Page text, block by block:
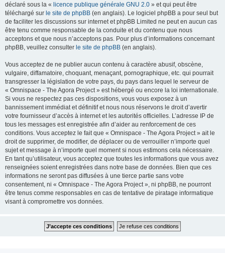
déclaré sous la « licence publique générale GNU 2.0 » et qui peut être
téléchargé sur le site de phpBB (en anglais). Le logiciel phpBB a pour seul but
de faciliter les discussions sur internet et phpBB Limited ne peut en aucun cas
être tenu comme responsable de la conduite et du contenu que nous
acceptons et que nous n’acceptons pas. Pour plus d’informations concernant
phpBB, veuillez consulter le site de phpBB (en anglais).
Vous acceptez de ne publier aucun contenu à caractère abusif, obscène,
vulgaire, diffamatoire, choquant, menaçant, pornographique, etc. qui pourrait
transgresser la législation de votre pays, du pays dans lequel le serveur de
« Omnispace - The Agora Project » est hébergé ou encore la loi internationale.
Si vous ne respectez pas ces dispositions, vous vous exposez à un
bannissement immédiat et définitif et nous nous réservons le droit d’avertir
votre fournisseur d’accès à internet et les autorités officielles. L’adresse IP de
tous les messages est enregistrée afin d’aider au renforcement de ces
conditions. Vous acceptez le fait que « Omnispace - The Agora Project » ait le
droit de supprimer, de modifier, de déplacer ou de verrouiller n’importe quel
sujet et message à n’importe quel moment si nous estimons cela nécessaire.
En tant qu’utilisateur, vous acceptez que toutes les informations que vous avez
renseignées soient enregistrées dans notre base de données. Bien que ces
informations ne seront pas diffusées à une tierce partie sans votre
consentement, ni « Omnispace - The Agora Project », ni phpBB, ne pourront
être tenus comme responsables en cas de tentative de piratage informatique
visant à compromettre vos données.